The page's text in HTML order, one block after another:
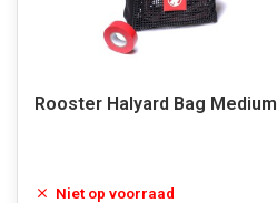
Rooster Halyard Bag Medium
Niet op voorraad